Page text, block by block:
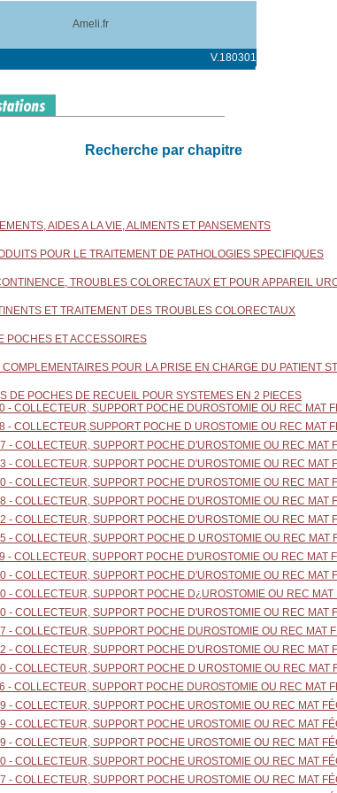
Ameli.fr
V.180301
Recherche par chapitre
AIDES A LA VIE, ALIMENTS ET PANSEMENTS
POUR LE TRAITEMENT DE PATHOLOGIES SPECIFIQUES
TROUBLES COLORECTAUX ET POUR APPAREIL
ET TRAITEMENT DES TROUBLES COLORECTAUX
POCHES ET ACCESSOIRES
COMPLEMENTAIRES POUR LA PRISE EN CHARGE DU PATIENT
DE POCHES DE RECUEIL POUR SYSTEMES EN 2 PIECES
- COLLECTEUR, SUPPORT POCHE DUROSTOMIE OU REC MAT
- COLLECTEUR,SUPPORT POCHE D UROSTOMIE OU REC MAT
- COLLECTEUR, SUPPORT POCHE D'UROSTOMIE OU REC MAT
- COLLECTEUR, SUPPORT POCHE D'UROSTOMIE OU REC MAT
- COLLECTEUR, SUPPORT POCHE D'UROSTOMIE OU REC MAT
- COLLECTEUR, SUPPORT POCHE D'UROSTOMIE OU REC MAT
- COLLECTEUR, SUPPORT POCHE D'UROSTOMIE OU REC MAT
- COLLECTEUR, SUPPORT POCHE D UROSTOMIE OU REC MAT
- COLLECTEUR, SUPPORT POCHE D'UROSTOMIE OU REC MAT
- COLLECTEUR, SUPPORT POCHE D'UROSTOMIE OU REC MAT
- COLLECTEUR, SUPPORT POCHE D¿UROSTOMIE OU REC
- COLLECTEUR, SUPPORT POCHE D'UROSTOMIE OU REC MAT
- COLLECTEUR, SUPPORT POCHE DUROSTOMIE OU REC MAT
- COLLECTEUR, SUPPORT POCHE D'UROSTOMIE OU REC MAT
- COLLECTEUR, SUPPORT POCHE D UROSTOMIE OU REC MAT
- COLLECTEUR, SUPPORT POCHE DUROSTOMIE OU REC MAT
- COLLECTEUR, SUPPORT POCHE UROSTOMIE OU REC MAT
- COLLECTEUR, SUPPORT POCHE UROSTOMIE OU REC MAT
- COLLECTEUR, SUPPORT POCHE UROSTOMIE OU REC MAT
- COLLECTEUR, SUPPORT POCHE UROSTOMIE OU REC MAT
- COLLECTEUR, SUPPORT POCHE UROSTOMIE OU REC MAT